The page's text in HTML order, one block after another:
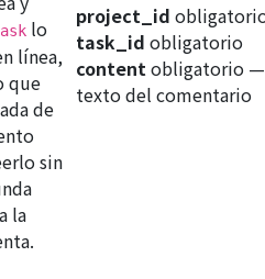
lo
línea,
que
de
sin
la
project_id
task_id obligatorio
content obligatorio —
texto del comentario